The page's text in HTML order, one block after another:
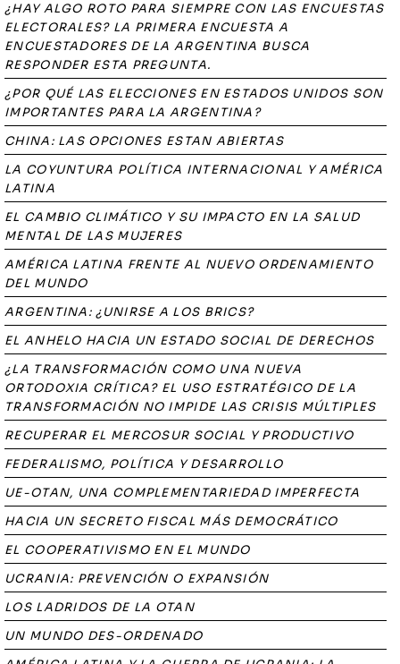
¿HAY ALGO ROTO PARA SIEMPRE CON LAS ENCUESTAS
ELECTORALES? LA PRIMERA ENCUESTA A
ENCUESTADORES DE LA ARGENTINA BUSCA
RESPONDER ESTA PREGUNTA.
¿POR QUÉ LAS ELECCIONES EN ESTADOS UNIDOS SON
IMPORTANTES PARA LA ARGENTINA?
CHINA: LAS OPCIONES ESTAN ABIERTAS
LA COYUNTURA POLÍTICA INTERNACIONAL Y AMÉRICA
LATINA
EL CAMBIO CLIMÁTICO Y SU IMPACTO EN LA SALUD
MENTAL DE LAS MUJERES
AMÉRICA LATINA FRENTE AL NUEVO ORDENAMIENTO
DEL MUNDO
ARGENTINA: ¿UNIRSE A LOS BRICS?
EL ANHELO HACIA UN ESTADO SOCIAL DE DERECHOS
¿LA TRANSFORMACIÓN COMO UNA NUEVA
ORTODOXIA CRÍTICA? EL USO ESTRATÉGICO DE LA
TRANSFORMACIÓN NO IMPIDE LAS CRISIS MÚLTIPLES
RECUPERAR EL MERCOSUR SOCIAL Y PRODUCTIVO
FEDERALISMO, POLÍTICA Y DESARROLLO
UE-OTAN, UNA COMPLEMENTARIEDAD IMPERFECTA
HACIA UN SECRETO FISCAL MÁS DEMOCRÁTICO
EL COOPERATIVISMO EN EL MUNDO
UCRANIA: PREVENCIÓN O EXPANSIÓN
LOS LADRIDOS DE LA OTAN
UN MUNDO DES-ORDENADO